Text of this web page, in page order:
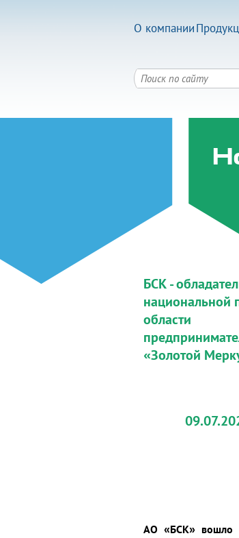
О компании
БСК -
национальной
области
«Золотой
АО «БСК» вошло в